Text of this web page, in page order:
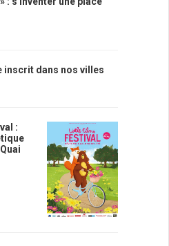
inscrit dans nos villes
: